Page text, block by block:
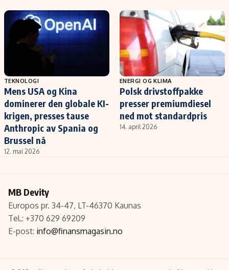
TEKNOLOGI
Mens USA og Kina
dominerer den globale KI-
krigen, presses tause
Anthropic av Spania og
Brussel nå
12. mai 2026
ENERGI OG KLIMA
Polsk drivstoffpakke
presser premiumdiesel
ned mot standardpris
14. april 2026
MB Devity
Europos pr. 34-47, LT-46370 Kaunas
Tel.: +370 629 69209
E-post: info@finansmagasin.no